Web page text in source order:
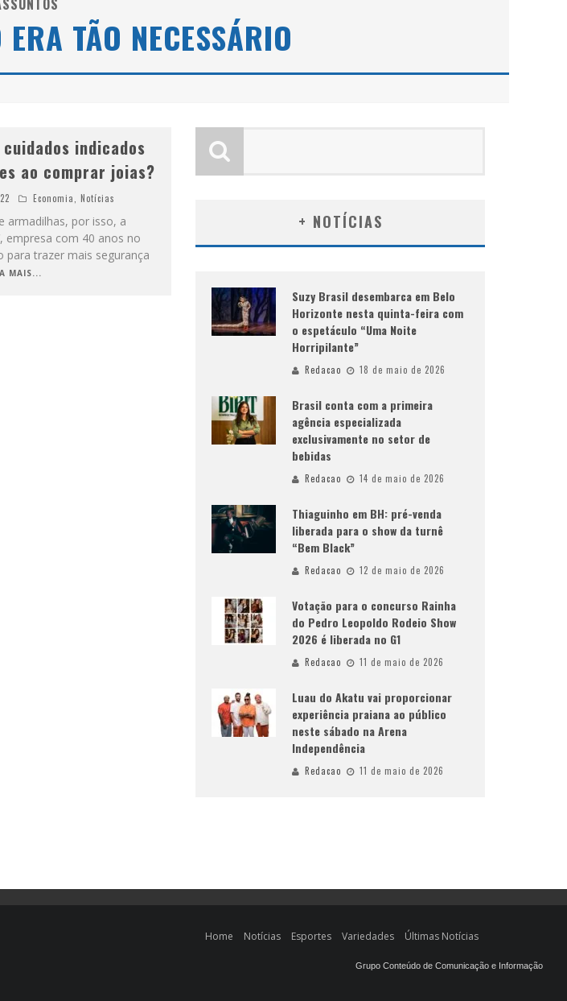
VOTAÇÃO PARA O CONCURSO RAINHA DO PEDRO LEOPOLDO RODEIO SHOW 2026 É LIBERADA NO G1
TÃO NECESSÁRIO
indicados
ao comprar joias?
Economia Notícias
armadilhas, por isso, a
empresa com 40 anos no
para trazer mais segurança
MAIS...
+ NOTÍCIAS
Suzy Brasil desembarca em Belo
Horizonte nesta quinta-feira com
o espetáculo “Uma Noite
Horripilante”
Redacao 18 de maio de 2026
Brasil conta com a primeira
agência especializada
exclusivamente no setor de
bebidas
Redacao 14 de maio de 2026
Thiaguinho em BH: pré-venda
liberada para o show da turnê
“Bem Black”
Redacao 12 de maio de 2026
Votação para o concurso Rainha
do Pedro Leopoldo Rodeio Show
2026 é liberada no G1
Redacao 11 de maio de 2026
Luau do Akatu vai proporcionar
experiência praiana ao público
neste sábado na Arena
Independência
Redacao 11 de maio de 2026
Home Notícias Esportes Variedades Últimas Notícias
Grupo Conteúdo de Comunicação e Informação